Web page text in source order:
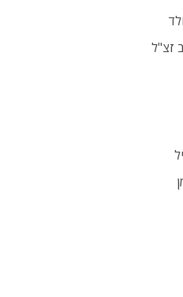
זצ"ל